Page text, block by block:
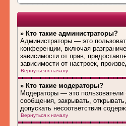
» Кто такие администраторы?
Администраторы — это
конференции, включая
зависимости от прав,
зависимости от настроек,
Вернуться к началу
» Кто такие модераторы?
Модераторы — это пользователи
сообщения, закрывать,
допускать несоответствия
Вернуться к началу